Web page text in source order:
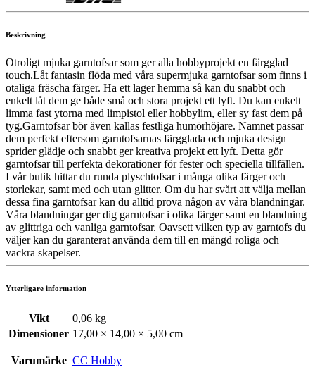
Beskrivning
Otroligt mjuka garntofsar som ger alla hobbyprojekt en färgglad
touch.Låt fantasin flöda med våra supermjuka garntofsar som finns i
otaliga fräscha färger. Ha ett lager hemma så kan du snabbt och
enkelt låt dem ge både små och stora projekt ett lyft. Du kan enkelt
limma fast ytorna med limpistol eller hobbylim, eller sy fast dem på
tyg.Garntofsar bör även kallas festliga humörhöjare. Namnet passar
dem perfekt eftersom garntofsarnas färgglada och mjuka design
sprider glädje och snabbt ger kreativa projekt ett lyft. Detta gör
garntofsar till perfekta dekorationer för fester och speciella tillfällen.
I vår butik hittar du runda plyschtofsar i många olika färger och
storlekar, samt med och utan glitter. Om du har svårt att välja mellan
dessa fina garntofsar kan du alltid prova någon av våra blandningar.
Våra blandningar ger dig garntofsar i olika färger samt en blandning
av glittriga och vanliga garntofsar. Oavsett vilken typ av garntofs du
väljer kan du garanterat använda dem till en mängd roliga och
vackra skapelser.
Ytterligare information
Vikt
0,06 kg
Dimensioner 17,00 × 14,00 × 5,00 cm
Varumärke CC Hobby